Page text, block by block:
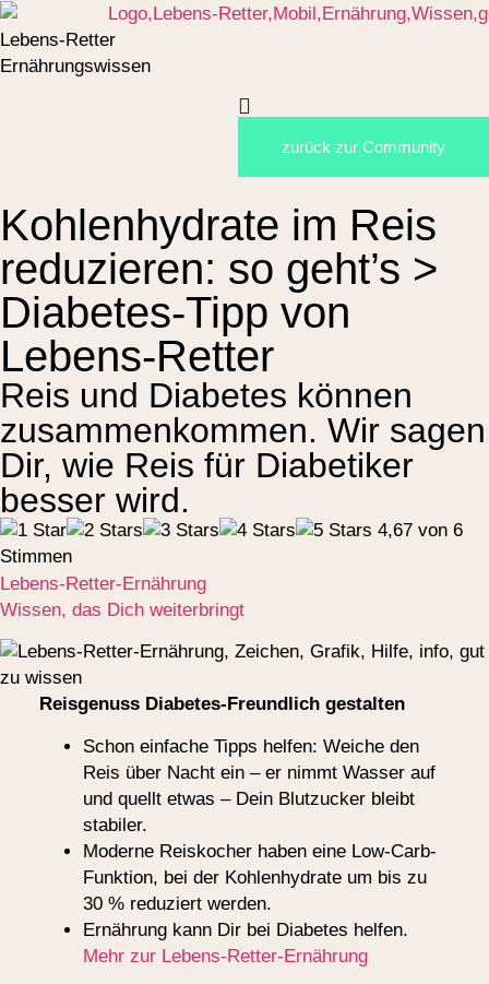
Lebens-Retter
Ernährungswissen
zurück zur Community
Kohlenhydrate im Reis
reduzieren: so geht’s >
Diabetes-Tipp von
Lebens-Retter
Reis und Diabetes können
zusammenkommen. Wir sagen
Dir, wie Reis für Diabetiker
besser wird.
4,67 von 6
Stimmen
Lebens-Retter-Ernährung
Wissen, das Dich weiterbringt
Reisgenuss Diabetes-Freundlich gestalten
Schon einfache Tipps helfen: Weiche den
Reis über Nacht ein – er nimmt Wasser auf
und quellt etwas – Dein Blutzucker bleibt
stabiler.
Moderne Reiskocher haben eine Low-Carb-
Funktion, bei der Kohlenhydrate um bis zu
30 % reduziert werden.
Ernährung kann Dir bei Diabetes helfen.
Mehr zur Lebens-Retter-Ernährung